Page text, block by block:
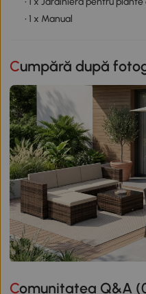
• 1 x Manual
Cumpără după
Comunitatea Q&A (